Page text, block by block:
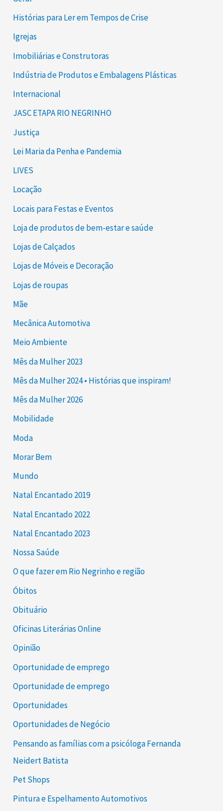
Histórias para Ler em Tempos de Crise
Igrejas
Imobiliárias e Construtoras
Indústria de Produtos e Embalagens Plásticas
Internacional
JASC ETAPA RIO NEGRINHO
Justiça
Lei Maria da Penha e Pandemia
LIVES
Locação
Locais para Festas e Eventos
Loja de produtos de bem-estar e saúde
Lojas de Calçados
Lojas de Móveis e Decoração
Lojas de roupas
Mãe
Mecânica Automotiva
Meio Ambiente
Mês da Mulher 2023
Mês da Mulher 2024 • Histórias que inspiram!
Mês da Mulher 2026
Mobilidade
Moda
Morar Bem
Mundo
Natal Encantado 2019
Natal Encantado 2022
Natal Encantado 2023
Nossa Saúde
O que fazer em Rio Negrinho e região
Óbitos
Obituário
Oficinas Literárias Online
Opinião
Oportunidade de emprego
Oportunidade de emprego
Oportunidades
Oportunidades de Negócio
Pensando as famílias com a psicóloga Fernanda
Neidert Batista
Pet Shops
Pintura e Espelhamento Automotivos